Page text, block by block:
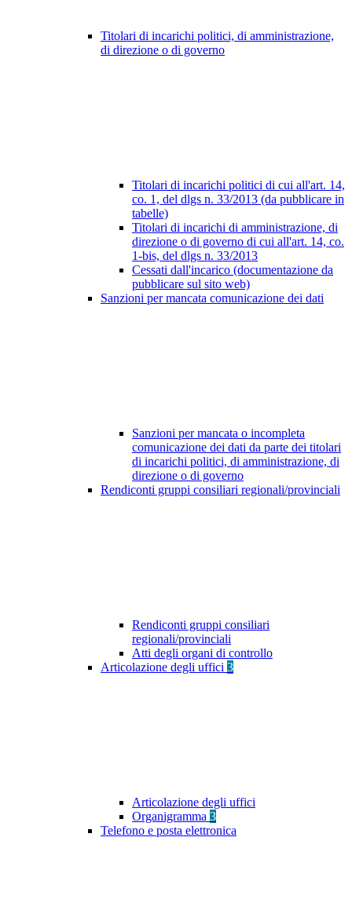
Titolari di incarichi politici, di amministrazione,
di direzione o di governo
Titolari di incarichi politici di cui all'art. 14,
co. 1, del dlgs n. 33/2013 (da pubblicare in
tabelle)
Titolari di incarichi di amministrazione, di
direzione o di governo di cui all'art. 14, co.
1-bis, del dlgs n. 33/2013
Cessati dall'incarico (documentazione da
pubblicare sul sito web)
Sanzioni per mancata comunicazione dei dati
Sanzioni per mancata o incompleta
comunicazione dei dati da parte dei titolari
di incarichi politici, di amministrazione, di
direzione o di governo
Rendiconti gruppi consiliari regionali/provinciali
Rendiconti gruppi consiliari
regionali/provinciali
Atti degli organi di controllo
Articolazione degli uffici 3
Articolazione degli uffici
Organigramma 3
Telefono e posta elettronica